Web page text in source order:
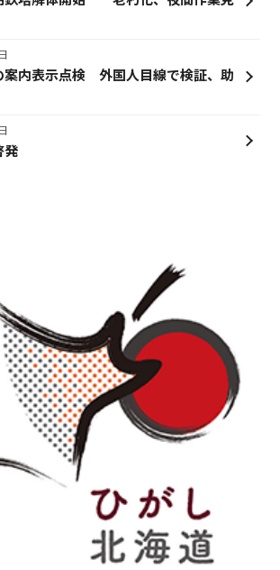
案内表示点検 外国人目線で検証、助
発